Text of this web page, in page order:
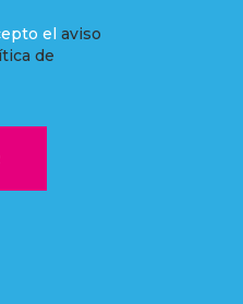
el aviso
de